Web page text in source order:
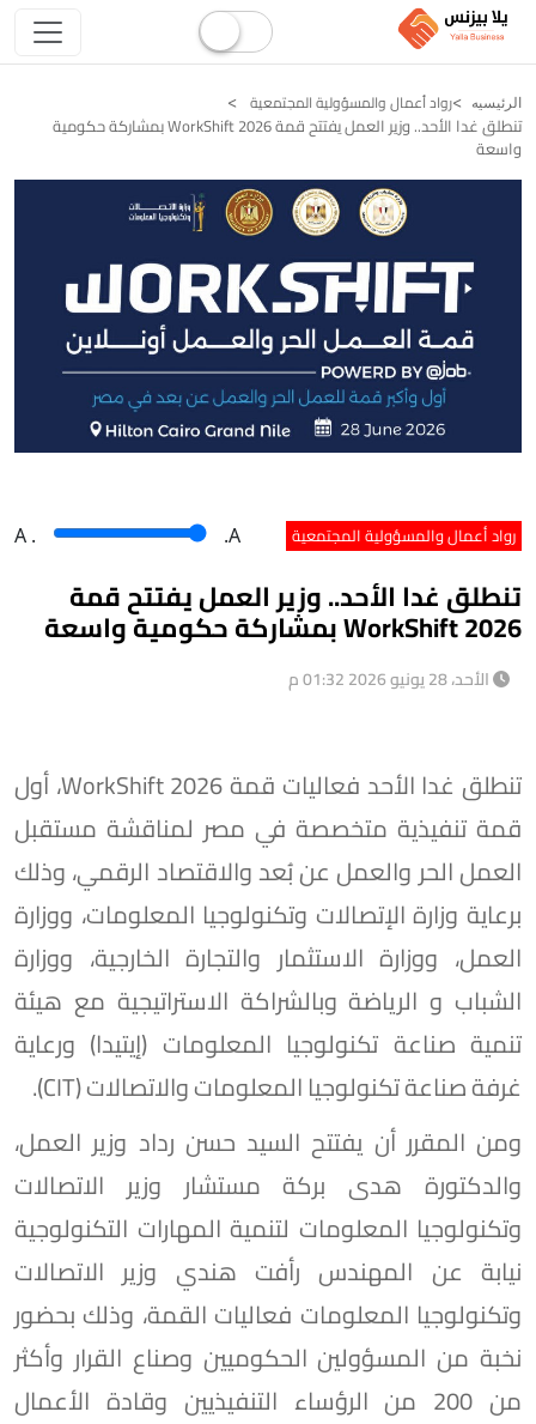
الرئيسيه رواد أعمال والمسؤولية المجتمعية
تنطلق غدا الأحد.. وزير العمل يفتتح قمة WorkShift 2026 بمشاركة حكومية
واسعة
رواد أعمال والمسؤولية المجتمعية A . .A
تنطلق غدا الأحد.. وزير العمل يفتتح قمة
WorkShift 2026 بمشاركة حكومية واسعة
الأحد، 28 يونيو 2026 01:32 م
تنطلق غدا الأحد فعاليات قمة WorkShift 2026، أول
قمة تنفيذية متخصصة في مصر لمناقشة مستقبل
العمل الحر والعمل عن بُعد والاقتصاد الرقمي، وذلك
برعاية وزارة الإتصالات وتكنولوجيا المعلومات، ووزارة
العمل، ووزارة الاستثمار والتجارة الخارجية، ووزارة
الشباب و الرياضة وبالشراكة الاستراتيجية مع هيئة
تنمية صناعة تكنولوجيا المعلومات (إيتيدا) ورعاية
غرفة صناعة تكنولوجيا المعلومات والاتصالات (CIT).
ومن المقرر أن يفتتح السيد حسن رداد وزير العمل،
والدكتورة هدى بركة مستشار وزير الاتصالات
وتكنولوجيا المعلومات لتنمية المهارات التكنولوجية
نيابة عن المهندس رأفت هندي وزير الاتصالات
وتكنولوجيا المعلومات فعاليات القمة، وذلك بحضور
نخبة من المسؤولين الحكوميين وصناع القرار وأكثر
من 200 من الرؤساء التنفيذيين وقادة الأعمال